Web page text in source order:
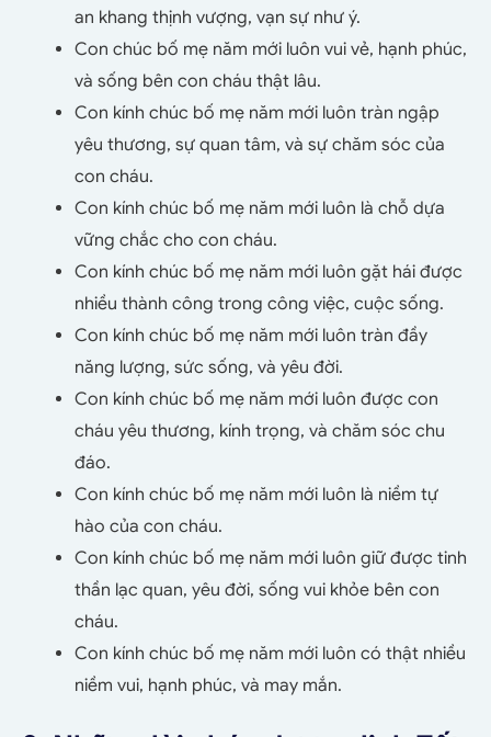
an khang thịnh vượng, vạn sự như ý.
Con chúc bố mẹ năm mới luôn vui vẻ, hạnh phúc,
và sống bên con cháu thật lâu.
Con kính chúc bố mẹ năm mới luôn tràn ngập
yêu thương, sự quan tâm, và sự chăm sóc của
con cháu.
Con kính chúc bố mẹ năm mới luôn là chỗ dựa
vững chắc cho con cháu.
Con kính chúc bố mẹ năm mới luôn gặt hái được
nhiều thành công trong công việc, cuộc sống.
Con kính chúc bố mẹ năm mới luôn tràn đầy
năng lượng, sức sống, và yêu đời.
Con kính chúc bố mẹ năm mới luôn được con
cháu yêu thương, kính trọng, và chăm sóc chu
đáo.
Con kính chúc bố mẹ năm mới luôn là niềm tự
hào của con cháu.
Con kính chúc bố mẹ năm mới luôn giữ được tinh
thần lạc quan, yêu đời, sống vui khỏe bên con
cháu.
Con kính chúc bố mẹ năm mới luôn có thật nhiều
niềm vui, hạnh phúc, và may mắn.